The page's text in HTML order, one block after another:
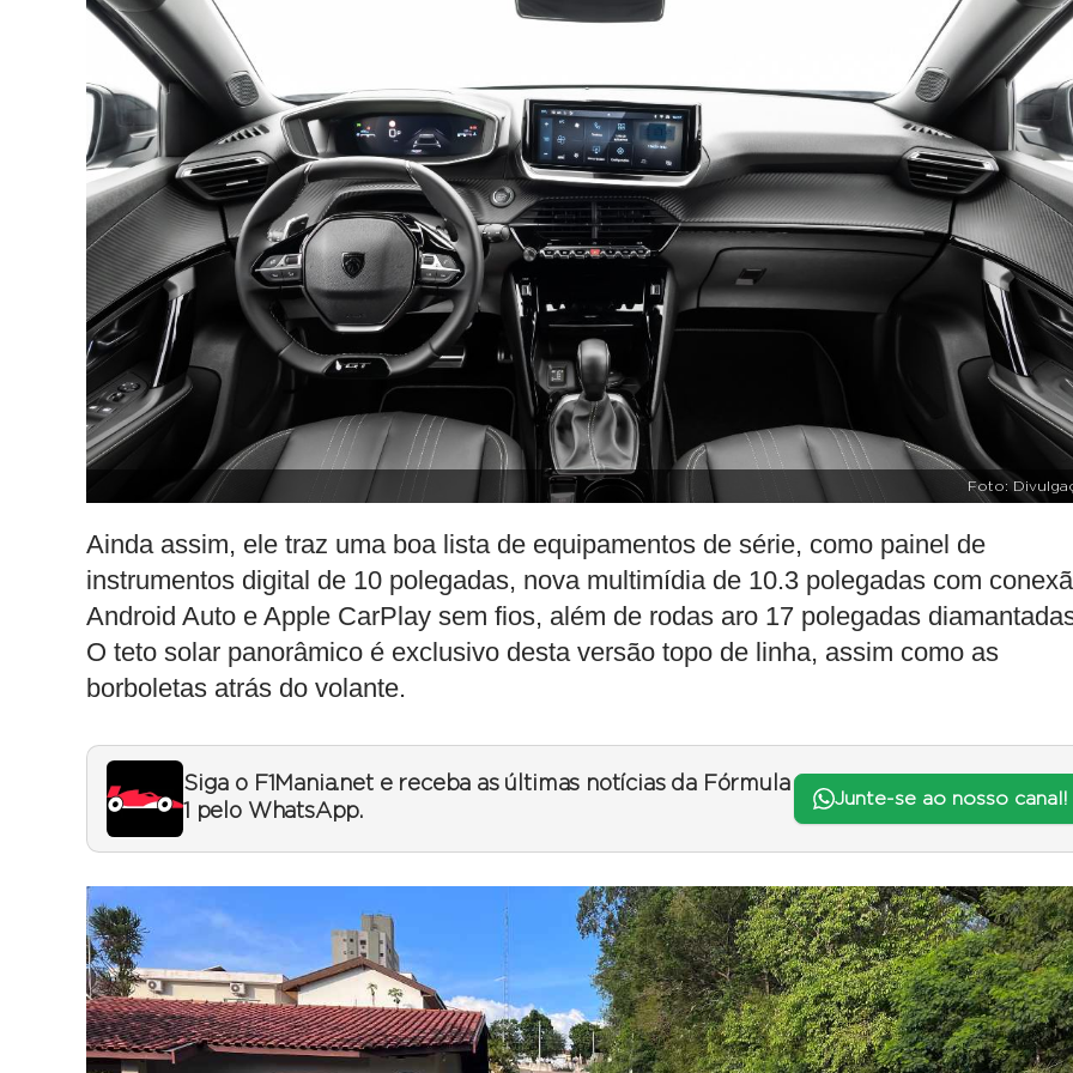
Foto:
Ainda assim, ele traz uma boa lista de equipamentos de série, como painel de
instrumentos digital de 10 polegadas, nova multimídia de 10.3 polegadas com
Android Auto e Apple CarPlay sem fios, além de rodas aro 17 polegadas
O teto solar panorâmico é exclusivo desta versão topo de linha, assim como as
borboletas atrás do volante.
Siga o F1Mania.net e receba as últimas notícias da Fórmula
1 pelo WhatsApp.
Junte-se ao nosso canal!